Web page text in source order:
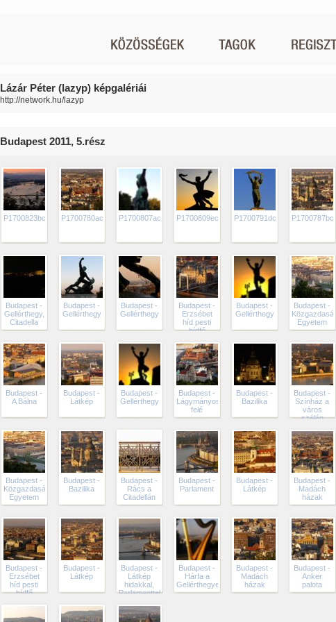
Lázár Péter (lazyp) képgalériái
http://network.hu/lazyp
Budapest 2011, 5.rész
P1700823bc P1700780ac P1700807ac P1700809ec P1700791dc P1700787bc
Budapest -
Gellérthegy,
Citadella
Budapest -
Gellérthegy
Budapest -
Gellérthegy
Budapest -
Erzsébet
híd pesti
hídfő
Budapest -
Gellérthegy
Budapest -
Közgazdasági
Egyetem
Budapest -
A Bálna
Budapest -
Látkép
Budapest -
Gellérthegy
Budapest -
Lágymányos
felé
Budapest -
Bazilika
Budapest -
Színház a
város
szélén
Budapest -
Közgazdasági
Egyetem
Budapest -
Bazilika
Budapest -
Rács a
Citadellán
Budapest -
Parlament
Budapest -
Látkép
Budapest -
Madách
házak
Budapest -
Erzsébet
híd pesti
hídfő
Budapest -
Látkép
Budapest -
Látkép
hidakkal,
Parlamenttel
Budapest -
Hárfa a
Gellérthegyen
Budapest -
Madách
házak
Budapest -
Anker
palota